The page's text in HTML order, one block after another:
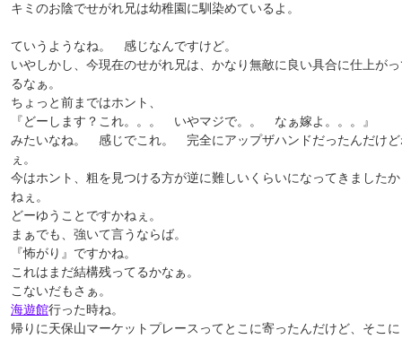
キミのお陰でせがれ兄は幼稚園に馴染めているよ。
ていうようなね。 感じなんですけど。
いやしかし、今現在のせがれ兄は、かなり無敵に良い具合に仕上が
るなぁ。
ちょっと前まではホント、
『どーします？これ。。。 いやマジで。。 なぁ嫁よ。。。』
みたいなね。 感じでこれ。 完全にアップザハンドだったんだけど
ぇ。
今はホント、粗を見つける方が逆に難しいくらいになってきました
ねぇ。
どーゆうことですかねぇ。
まぁでも、強いて言うならば。
『怖がり』ですかね。
これはまだ結構残ってるかなぁ。
こないだもさぁ。
海遊館行った時ね。
帰りに天保山マーケットプレースってとこに寄ったんだけど、そこに